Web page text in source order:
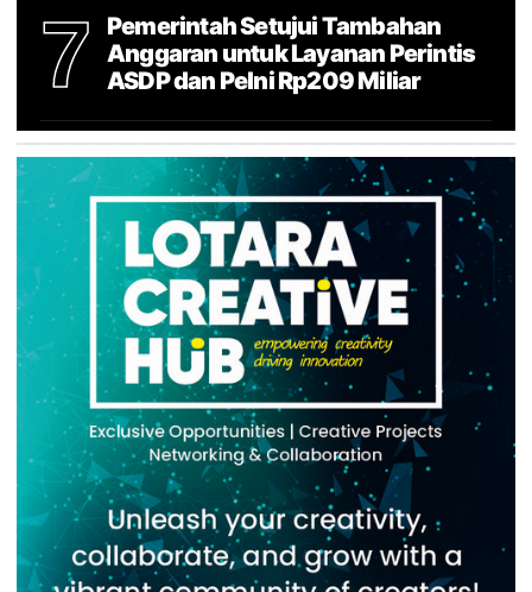
7
Pemerintah Setujui Tambahan
Anggaran untuk Layanan Perintis
ASDP dan Pelni Rp209 Miliar